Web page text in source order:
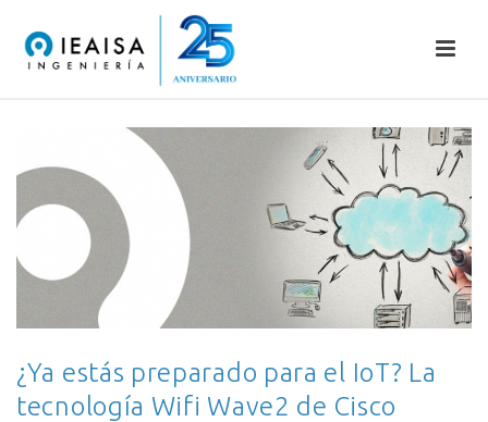
¿Ya estás preparado para el IoT? La
tecnología Wifi Wave2 de Cisco